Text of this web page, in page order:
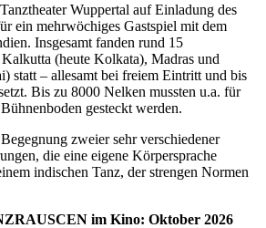
Wuppertal auf Einladung des
ein mehrwöchiges Gastspiel mit dem
Insgesamt fanden rund 15
(heute Kolkata), Madras und
statt – allesamt bei freiem Eintritt und bis
Bis zu 8000 Nelken mussten u.a. für
gesteckt werden.
zweier sehr verschiedener
die eine eigene Körpersprache
indischen Tanz, der strengen Normen
im Kino: Oktober 2026